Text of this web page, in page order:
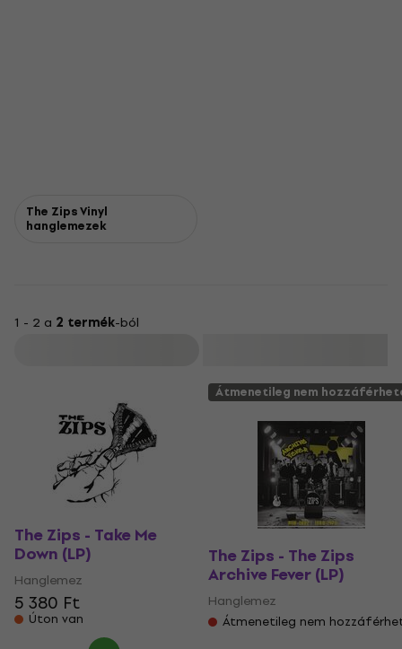
The Zips Vinyl
hanglemezek
1 - 2 a 2 termék-ból
The Zips - Take Me
Down (LP)
Hanglemez
5 380 Ft
Úton van
Átmenetileg nem
The Zips - The Zips
Archive Fever (LP)
Hanglemez
Átmenetileg nem